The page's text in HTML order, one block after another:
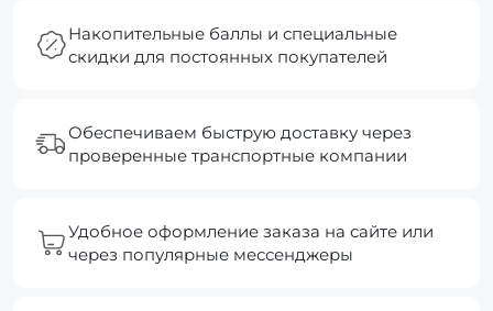
Накопительные баллы и специальные
скидки для постоянных покупателей
Обеспечиваем быструю доставку через
проверенные транспортные компании
Удобное оформление заказа на сайте или
через популярные мессенджеры